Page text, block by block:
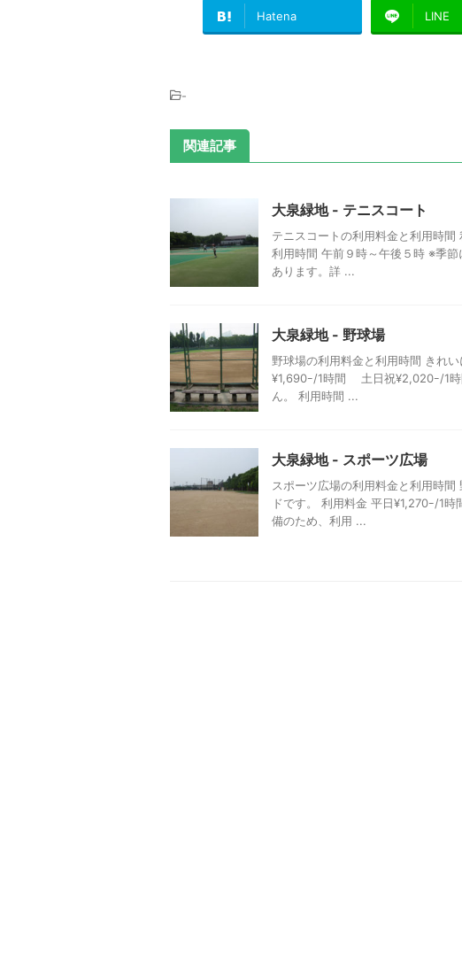
Hatena LINE
-
関連記事
大泉緑地 - テニスコート
テニスコートの利用料金と利用時
利用時間 午前９時～午後５時 ※季
あります。詳 ...
大泉緑地 - 野球場
野球場の利用料金と利用時間 きれ
¥1,690ｰ/1時間 土日祝¥2,020ｰ/1時
ん。 利用時間 ...
大泉緑地 - スポーツ広場
スポーツ広場の利用料金と利用時
ドです。 利用料金 平日¥1,270ｰ/1
備のため、利用 ...